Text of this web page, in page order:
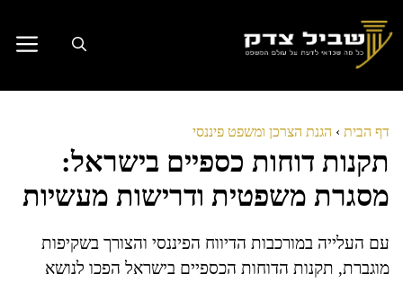
לתוכן
דף הבית › הגנת הצרכן ומשפט פיננסי
תקנות דוחות כספיים בישראל:
מסגרת משפטית ודרישות מעשיות
עם העלייה במורכבות הדיווח הפיננסי והצורך בשקיפות
מוגברת, תקנות הדוחות הכספיים בישראל הפכו לנושא